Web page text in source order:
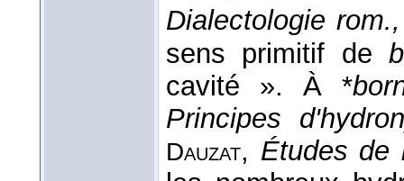
Dialectologie rom.,
sens primitif de
cavité ». À *
Principes
Dauzat, Études de